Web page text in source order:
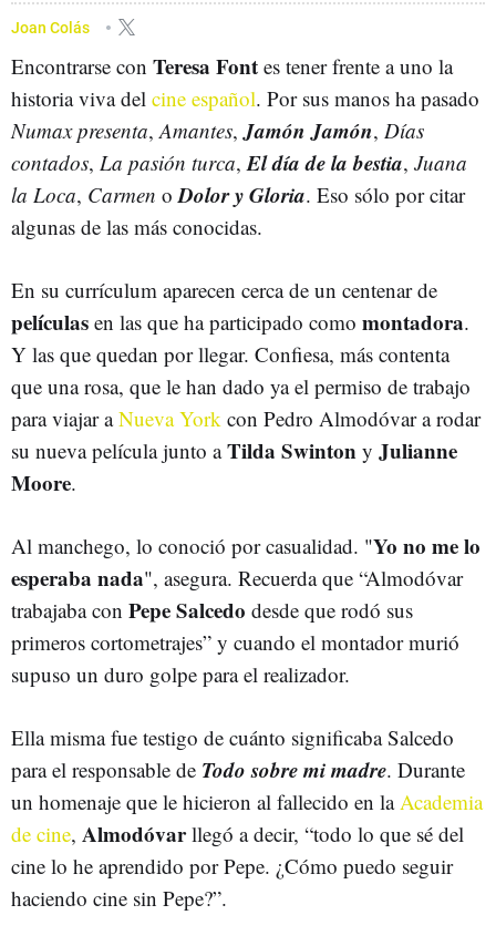
Joan Colás
Encontrarse con Teresa Font es tener frente a uno la
historia viva del cine español. Por sus manos ha pasado
Numax presenta,Amantes,Jamón Jamón, Días
contados, La pasión turca,El día de la bestia, Juana
la Loca, Carmen oDolor y Gloria. Eso sólo por citar
algunas de las más conocidas.
En su currículum aparecen cerca de un centenar de
películas en las que ha participado como montadora.
Y las que quedan por llegar. Confiesa, más contenta
que una rosa, que le han dado ya el permiso de trabajo
para viajar aNueva York con Pedro Almodóvar a rodar
su nueva película junto aTilda Swinton y Julianne
Moore.
Al manchego, lo conoció por casualidad. "Yo no me lo
esperaba nada", asegura. Recuerda que “Almodóvar
trabajaba con Pepe Salcedo desde que rodó sus
primeros cortometrajes” y cuando el montador murió
supuso un duro golpe para el realizador.
Ella misma fue testigo de cuánto significaba Salcedo
para el responsable de Todo sobre mi madre. Durante
un homenaje que le hicieron al fallecido en laAcademia
de cine, Almodóvarllegó a decir, “todo lo que sé del
cine lo he aprendido por Pepe. ¿Cómo puedo seguir
haciendo cine sin Pepe?”.